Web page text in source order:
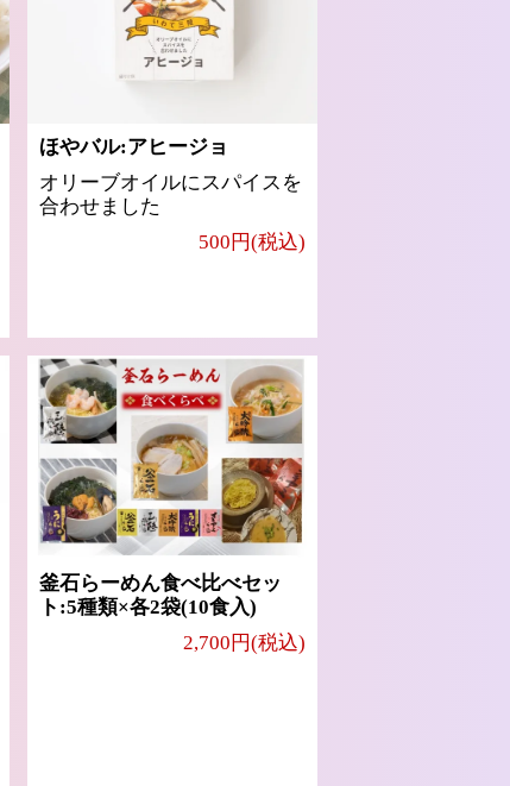
ほやバル:アヒージョ
オリーブオイルにスパイスを
合わせました
500円(税込)
釜石らーめん食べ比べセッ
ト:5種類×各2袋(10食入)
2,700円(税込)